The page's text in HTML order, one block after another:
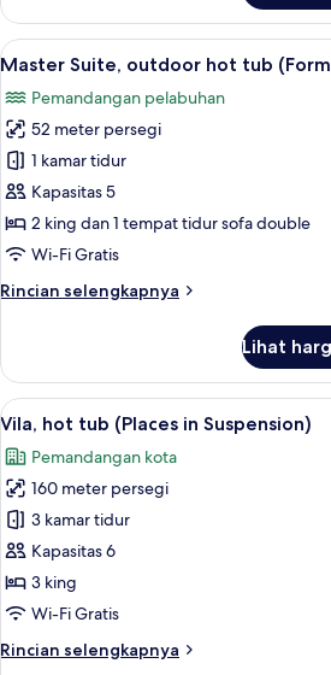
Suite
Deluks,
balkon
of
Helios)
Lihat
semua
foto
untuk
Master
Suite,
outdoor
hot
(Forms
20
Master Suite, outdoor hot tub
Pemandangan pelabuhan
52 meter persegi
1 kamar tidur
Kapasitas 5
2 king dan 1 tempat tidur sofa double
Wi-Fi Gratis
Rincian selengkapnya
Rincian
Master
Suite,
outdoor
tub
(Forms
of
Light)
Lihat
Lihat
semua
foto
untuk
Vila,
hot
tub
(Places
Suspension)
Vila,
21
Vila, hot tub (Places in Suspension)
Pemandangan kota
160 meter persegi
3 kamar tidur
Kapasitas 6
3 king
Wi-Fi Gratis
Rincian selengkapnya
Rincian